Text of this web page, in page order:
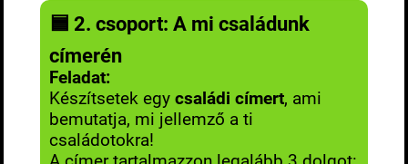
🟦 2. csoport: A mi családunk
címerén
Feladat:
Készítsetek egy családi címert, ami
bemutatja, mi jellemző a ti
családotokra!